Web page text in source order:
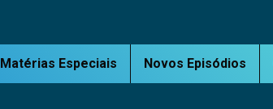
Matérias Especiais Novos Episódios